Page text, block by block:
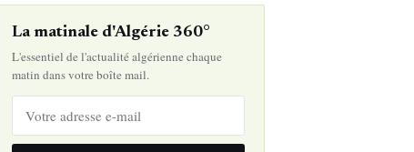
La matinale d'Algérie 360°
L'essentiel de l'actualité algérienne chaque
matin dans votre boîte mail.